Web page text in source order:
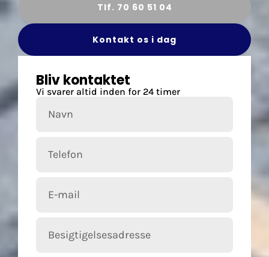
Tlf. 70 60 51 04
Kontakt os i dag
Bliv kontaktet
Vi svarer altid inden for 24 timer